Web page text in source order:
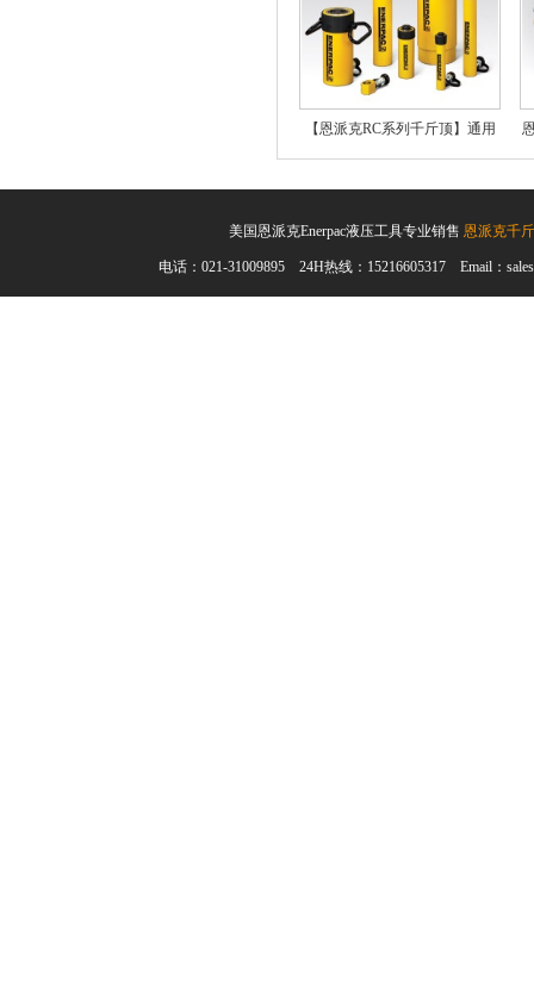
【恩派克RC系列千斤顶】通用
美国恩派克Enerpac液压工具专业销售 恩派克千
电话：021-31009895 24H热线：15216605317 Email：